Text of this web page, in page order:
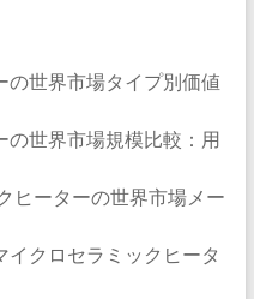
の世界市場タイプ別価値
の世界市場規模比較：用
ヒーターの世界市場メー
イクロセラミックヒータ